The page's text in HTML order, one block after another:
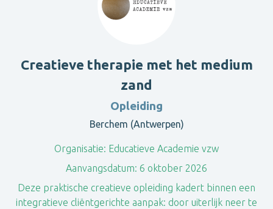
Creatieve therapie met het medium
zand
Opleiding
Berchem (Antwerpen)
Organisatie: Educatieve Academie vzw
Aanvangsdatum: 6 oktober 2026
Deze praktische creatieve opleiding kadert binnen een
integratieve cliëntgerichte aanpak: door uiterlijk neer te